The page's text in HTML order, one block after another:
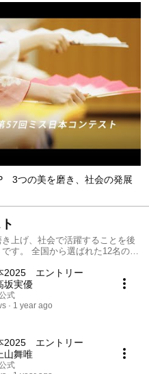
3つの美を磨き、社会の発展
上げ、社会で活躍することを後
す。 全国から選ばれた12名のフ
年1月27日(月)のコンテストに
2025 エントリー
坂実優
式
1 year ago
2025 エントリー
山舞唯
式